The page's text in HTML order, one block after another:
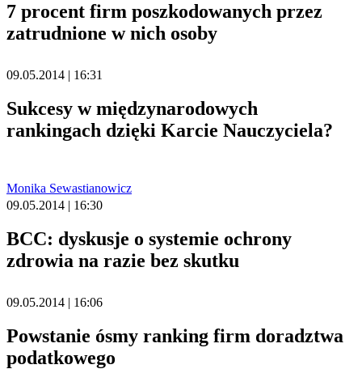
7 procent firm poszkodowanych przez
zatrudnione w nich osoby
09.05.2014 | 16:31
Sukcesy w międzynarodowych
rankingach dzięki Karcie Nauczyciela?
Monika Sewastianowicz
09.05.2014 | 16:30
BCC: dyskusje o systemie ochrony
zdrowia na razie bez skutku
09.05.2014 | 16:06
Powstanie ósmy ranking firm doradztwa
podatkowego